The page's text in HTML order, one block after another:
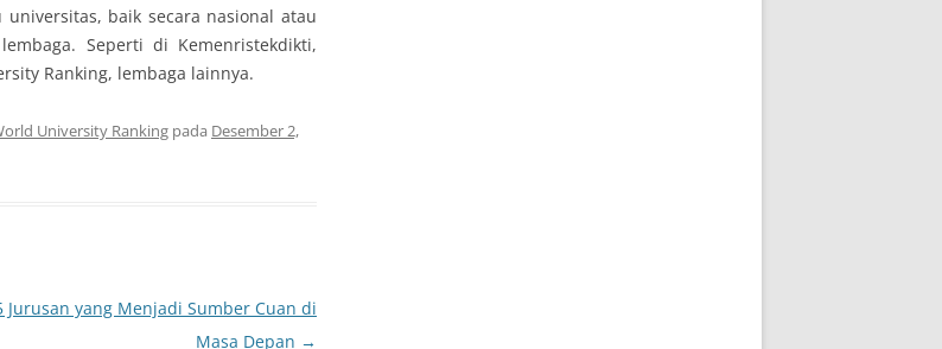
baik secara nasional atau
Seperti di Kemenristekdikti,
Ranking, lembaga lainnya.
University Ranking pada Desember 2,
Jurusan yang Menjadi Sumber Cuan di
Masa Depan →